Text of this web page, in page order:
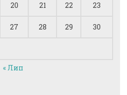
20 21 22 23
27 28 29 30
« Лип